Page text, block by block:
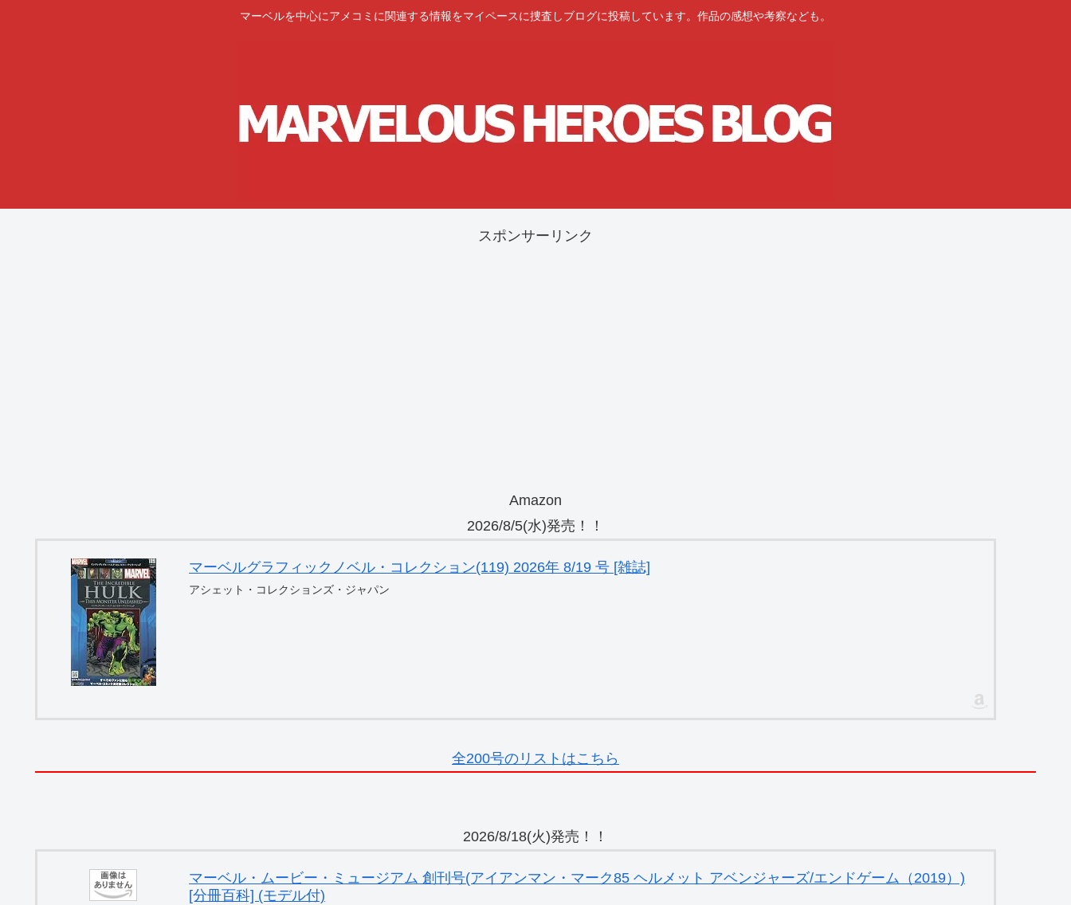
マーベルを中心にアメコミに関連する情報をマイペースに捜査しブログに投稿しています。作品の感想や考察なども。
スポンサーリンク
Amazon
2026/8/5(水)発売！！
マーベルグラフィックノベル・コレクション(119) 2026年 8/19 号 [雑誌]
アシェット・コレクションズ・ジャパン
全200号のリストはこちら
2026/8/18(火)発売！！
マーベル・ムービー・ミュージアム 創刊号(アイアンマン・マーク85 ヘルメット アベンジャーズ/エンドゲーム（2019）)
[分冊百科] (モデル付)